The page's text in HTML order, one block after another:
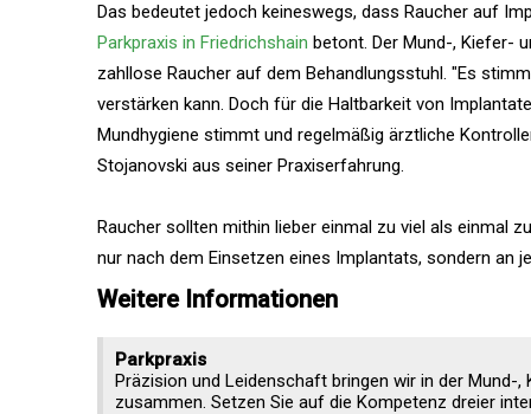
Das bedeutet jedoch keineswegs, dass Raucher auf
Parkpraxis in Friedrichshain betont. Der Mund-, Kiefer-
zahllose Raucher auf dem Behandlungsstuhl. "Es
verstärken kann. Doch für die Haltbarkeit von
Mundhygiene stimmt und regelmäßig ärztliche
Stojanovski aus seiner Praxiserfahrung.
Raucher sollten mithin lieber einmal zu viel als einmal
nur nach dem Einsetzen eines Implantats, sondern an
Weitere Informationen
Parkpraxis
Präzision und Leidenschaft bringen wir in der Mund-
zusammen. Setzen Sie auf die Kompetenz dreier